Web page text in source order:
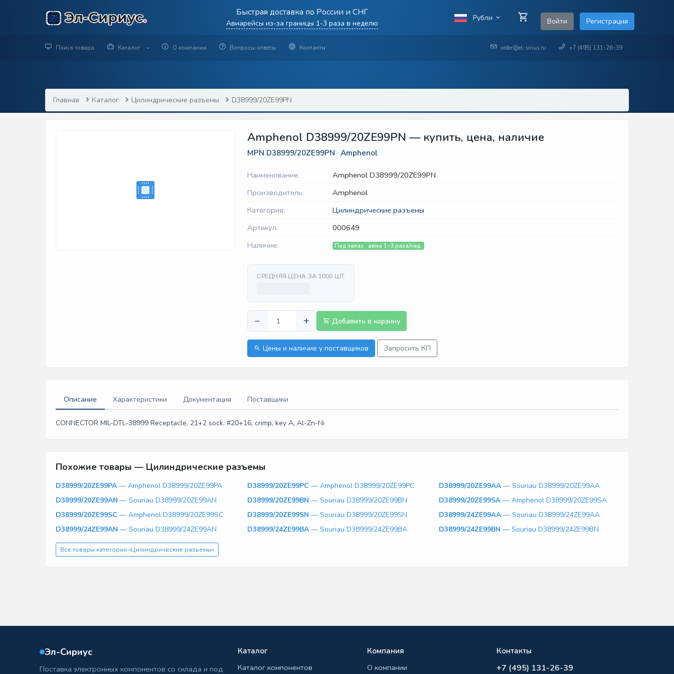
Быстрая доставка по России и СНГ
Авиарейсы из-за границы 1-3 раза в неделю
Рубли Войти Регистрация
Поиск товара Каталог О компании Вопросы-ответы Контакты order@el-sirius.ru +7 (495) 131-26-39
Главная Каталог Цилиндрические разъемы D38999/20ZE99PN
Amphenol D38999/20ZE99PN — купить, цена, наличие
MPN D38999/20ZE99PN · Amphenol
Наименование:
Amphenol D38999/20ZE99PN
Производитель:
Amphenol
Категория:
Цилиндрические разъемы
Артикул:
000649
Наличие:
Под заказ · авиа 1–3 раза/нед.
СРЕДНЯЯ ЦЕНА ЗА 1000 ШТ
− + Добавить в корзину
Цены и наличие у поставщиков Запросить КП
Описание Характеристики Документация Поставщики
CONNECTOR MIL-DTL-38999 Receptacle, 21+2 sock. #20+16, crimp, key A, Al-Zn-Ni
Похожие товары — Цилиндрические разъемы
D38999/20ZE99PA — Amphenol D38999/20ZE99PA D38999/20ZE99PC — Amphenol D38999/20ZE99PC D38999/20ZE99AA — Souriau D38999/20ZE99AA
D38999/20ZE99AN — Souriau D38999/20ZE99AN D38999/20ZE99BN — Souriau D38999/20ZE99BN D38999/20ZE99SA — Amphenol D38999/20ZE99SA
D38999/20ZE99SC — Amphenol D38999/20ZE99SC D38999/20ZE99SN — Souriau D38999/20ZE99SN D38999/24ZE99AA — Souriau D38999/24ZE99AA
D38999/24ZE99AN — Souriau D38999/24ZE99AN D38999/24ZE99BA — Souriau D38999/24ZE99BA D38999/24ZE99BN — Souriau D38999/24ZE99BN
Все товары категории «Цилиндрические разъемы»
Эл-Сириус
Поставка электронных компонентов со склада и под
Каталог
Каталог компонентов
Компания
О компании
Контакты
+7 (495) 131-26-39